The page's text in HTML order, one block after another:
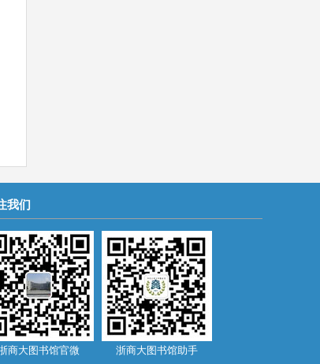
我们
商大图书馆官微 浙商大图书馆助手